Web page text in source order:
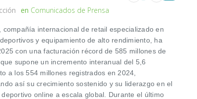
en Comunicados de Prensa
compañía internacional de retail especializado en
y equipamiento de alto rendimiento, ha
con una facturación récord de 585 millones de
supone un incremento interanual del 5,6
a los 554 millones registrados en 2024,
así su crecimiento sostenido y su liderazgo en el
online a escala global. Durante el último